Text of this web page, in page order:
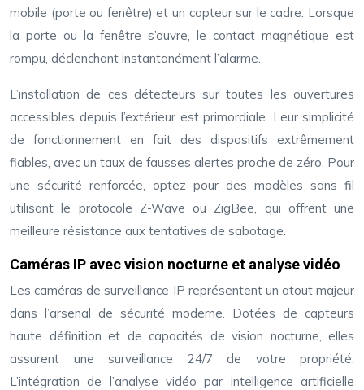
mobile (porte ou fenêtre) et un capteur sur le cadre. Lorsque
la porte ou la fenêtre s’ouvre, le contact magnétique est
rompu, déclenchant instantanément l’alarme.
L’installation de ces détecteurs sur toutes les ouvertures
accessibles depuis l’extérieur est primordiale. Leur simplicité
de fonctionnement en fait des dispositifs extrêmement
fiables, avec un taux de fausses alertes proche de zéro. Pour
une sécurité renforcée, optez pour des modèles sans fil
utilisant le protocole Z-Wave ou ZigBee, qui offrent une
meilleure résistance aux tentatives de sabotage.
Caméras IP avec vision nocturne et analyse vidéo
Les caméras de surveillance IP représentent un atout majeur
dans l’arsenal de sécurité moderne. Dotées de capteurs
haute définition et de capacités de vision nocturne, elles
assurent une surveillance 24/7 de votre propriété.
L’intégration de l’analyse vidéo par intelligence artificielle